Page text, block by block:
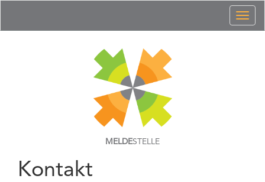
MELDESTELLE
Kontakt